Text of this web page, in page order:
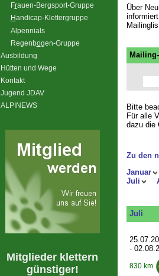
Frauen-Bergsport-Gruppe
Handicap-Klettergruppe
Alpennials
Regenbogen-Gruppe
Ausbildung
Hütten und Wege
Kontakt
Jugend JDAV
ALPINEWS
Mitglieder klettern
günstiger!
Über
Bitte
Für alle
dazu die
Zu den
Januar
Juli
Juli
-
830 km